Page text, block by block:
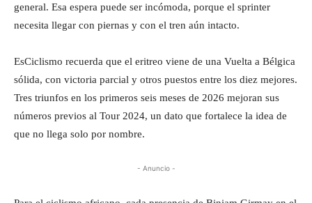
general. Esa espera puede ser incómoda, porque el sprinter
necesita llegar con piernas y con el tren aún intacto.
EsCiclismo recuerda que el eritreo viene de una Vuelta a Bélgica
sólida, con victoria parcial y otros puestos entre los diez mejores.
Tres triunfos en los primeros seis meses de 2026 mejoran sus
números previos al Tour 2024, un dato que fortalece la idea de
que no llega solo por nombre.
- Anuncio -